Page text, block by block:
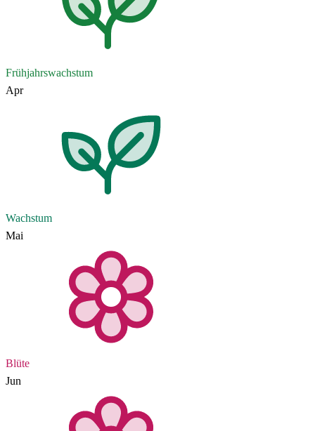
Frühjahrswachstum
Apr
Wachstum
Mai
Blüte
Jun